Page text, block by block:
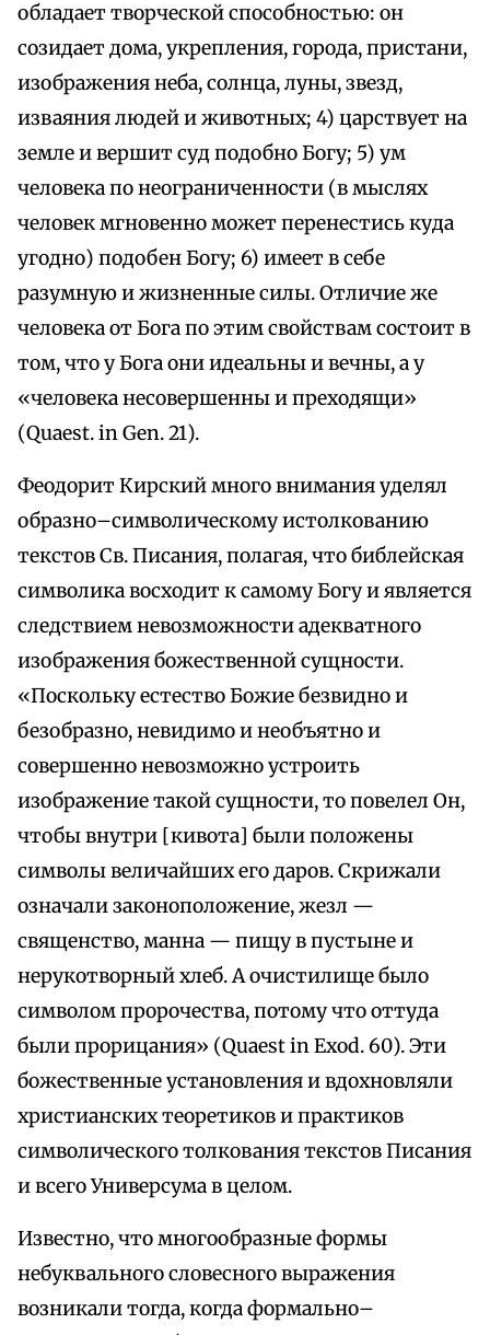
обладает творческой способностью: он
созидает дома, укрепления, города, пристани,
изображения неба, солнца, луны, звезд,
изваяния людей и животных; 4) царствует на
земле и вершит суд подобно Богу; 5) ум
человека по неограниченности (в мыслях
человек мгновенно может перенестись куда
угодно) подобен Богу; 6) имеет в себе
разумную и жизненные силы. Отличие же
человека от Бога по этим свойствам состоит в
том, что у Бога они идеальны и вечны, а у
«человека несовершенны и преходящи»
(Quaest. in Gen. 21).
Феодорит Кирский много внимания уделял
образно–символическому истолкованию
текстов Св. Писания, полагая, что библейская
символика восходит к самому Богу и является
следствием невозможности адекватного
изображения божественной сущности.
«Поскольку естество Божие безвидно и
безобразно, невидимо и необъятно и
совершенно невозможно устроить
изображение такой сущности, то повелел Он,
чтобы внутри [кивота] были положены
символы величайших его даров. Скрижали
означали законоположение, жезл —
священство, манна — пищу в пустыне и
нерукотворный хлеб. А очистилище было
символом пророчества, потому что оттуда
были прорицания» (Quaest in Exod. 60). Эти
божественные установления и вдохновляли
христианских теоретиков и практиков
символического толкования текстов Писания
и всего Универсума в целом.
Известно, что многообразные формы
небуквального словесного выражения
возникали тогда, когда формально–